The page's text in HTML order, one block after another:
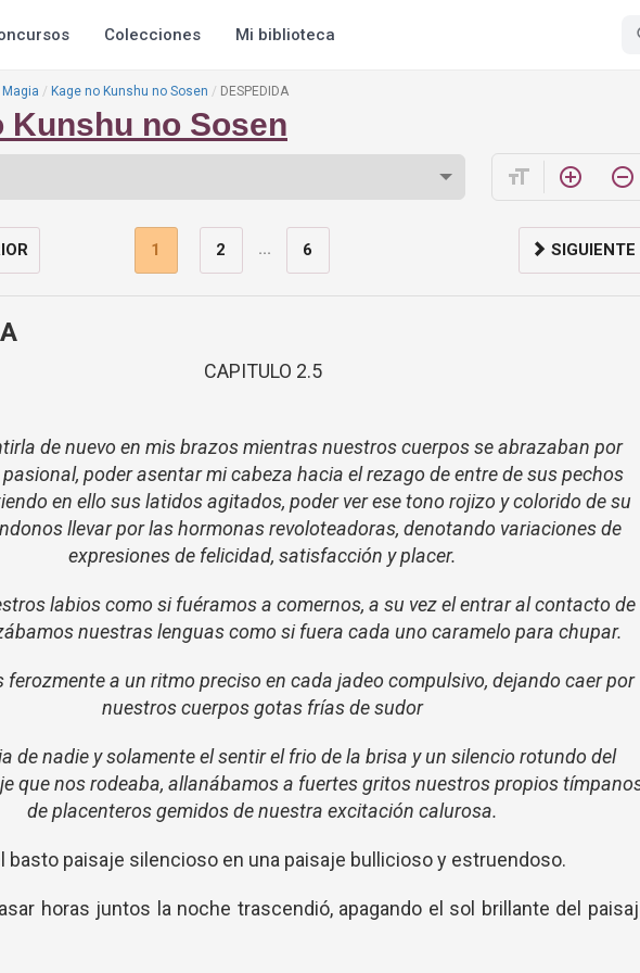
Colecciones Mi biblioteca
Magia Kage no Kunshu no Sosen DESPEDIDA
Kunshu no Sosen
format_size add_circle_outline remove_circle_outline
1 2 ... 6 SIGUIENTE
CAPITULO 2.5
de nuevo en mis brazos mientras nuestros cuerpos se abrazaban por
poder asentar mi cabeza hacia el rezago de entre de sus pechos
en ello sus latidos agitados, poder ver ese tono rojizo y colorido de su
llevar por las hormonas revoloteadoras, denotando variaciones de
expresiones de felicidad, satisfacción y placer.
labios como si fuéramos a comernos, a su vez el entrar al contacto de
nuestras lenguas como si fuera cada uno caramelo para chupar.
ferozmente a un ritmo preciso en cada jadeo compulsivo, dejando caer por
nuestros cuerpos gotas frías de sudor
de nadie y solamente el sentir el frio de la brisa y un silencio rotundo del
que nos rodeaba, allanábamos a fuertes gritos nuestros propios
de placenteros gemidos de nuestra excitación calurosa.
basto paisaje silencioso en una paisaje bullicioso y estruendoso.
horas juntos la noche trascendió, apagando el sol brillante del